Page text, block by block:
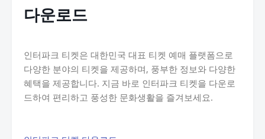
다운로드
인터파크 티켓은 대한민국 대표 티켓 예매 플랫폼으로
다양한 분야의 티켓을 제공하며, 풍부한 정보와 다양한
혜택을 제공합니다. 지금 바로 인터파크 티켓을 다운로
드하여 편리하고 풍성한 문화생활을 즐겨보세요.